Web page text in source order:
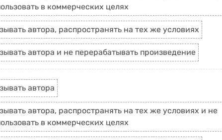
в коммерческих целях
автора, распространять на тех же условиях
автора и не перерабатывать произведение
автора
автора, распространять на тех же условиях и не
в коммерческих целях